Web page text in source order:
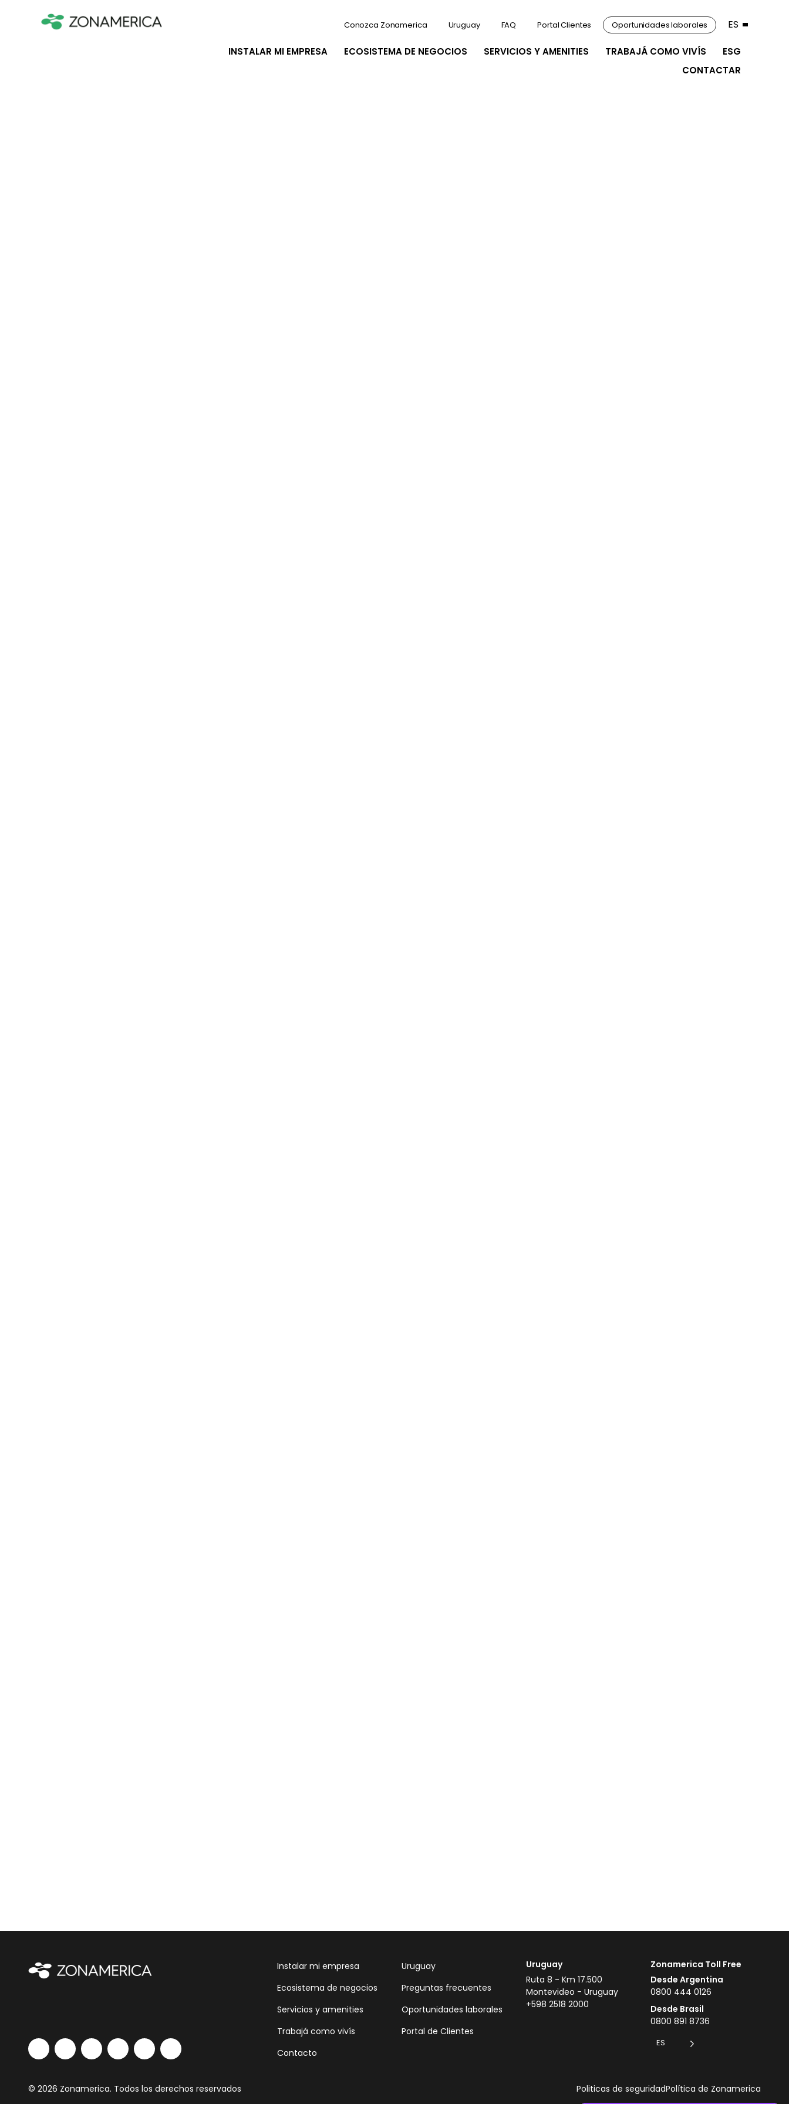
INSTALAR MI EMPRESA ECOSISTEMA DE NEGOCIOS SERVICIOS Y AMENITIES TRABAJÁ COMO VIVÍS
ESG
CONTACTAR
Conozca Zonamerica Uruguay FAQ Portal Clientes Oportunidades laborales ES
Instalar mi empresa
Ecosistema de negocios
Servicios y amenities
Trabajá como vivís
Contacto
Uruguay
Preguntas frecuentes
Oportunidades laborales
Portal de Clientes
Uruguay
Ruta 8 - Km 17.500
Montevideo - Uruguay
+598 2518 2000
Zonamerica Toll Free
Desde Argentina
0800 444 0126
Desde Brasil
0800 891 8736
ES
© 2026 Zonamerica. Todos los derechos reservados Politicas de seguridadPolítica de Zonamerica